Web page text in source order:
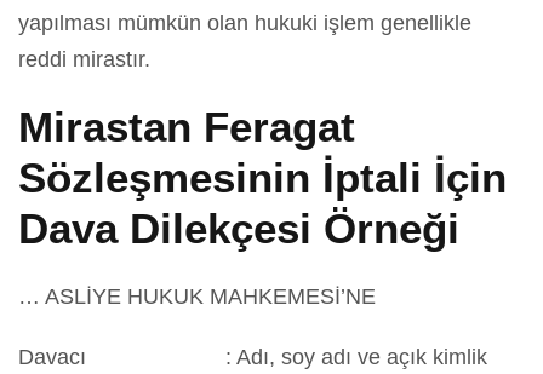
yapılması mümkün olan hukuki işlem genellikle
reddi mirastır.
Mirastan Feragat
Sözleşmesinin İptali İçin
Dava Dilekçesi Örneği
… ASLİYE HUKUK MAHKEMESİ’NE
Davacı : Adı, soy adı ve açık kimlik